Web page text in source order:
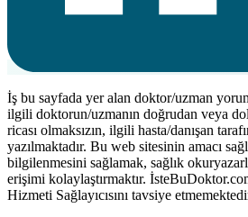
İş bu sayfada yer alan doktor/uzman
ilgili doktorun/uzmanın doğrudan veya
ricası olmaksızın, ilgili hasta/danışan
yazılmaktadır. Bu web sitesinin amacı
bilgilenmesini sağlamak, sağlık
erişimi kolaylaştırmaktır.
Hizmeti Sağlayıcısını tavsiye